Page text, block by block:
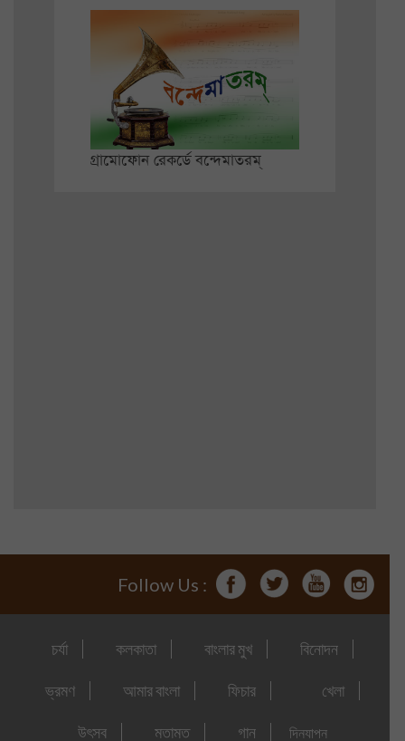
গ্রামোফোন রেকর্ডে বন্দেমাতরম্
Follow Us :
চর্যা কলকাতা বাংলার মুখ বিনোদন
ভ্রমণ আমার বাংলা ফিচার খেলা
উৎসব মতামত গান দিনযাপন